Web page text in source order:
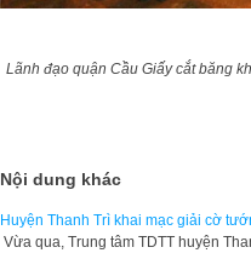
Lãnh đạo quận Cầu Giấy cắt băng
Nội dung khác
Huyện Thanh Trì khai mạc giải cờ
Vừa qua, Trung tâm TDTT huyện